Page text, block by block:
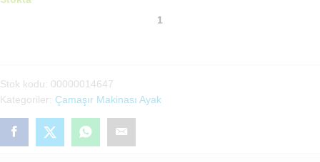
Stok kodu: 00000014647
Kategoriler: Çamaşır Makinası Ayak